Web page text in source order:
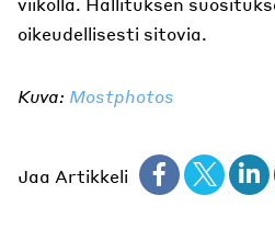
oikeudellisesti sitovia.
Kuva: Mostphotos
Jaa Artikkeli